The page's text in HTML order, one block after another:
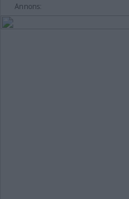
Annons: